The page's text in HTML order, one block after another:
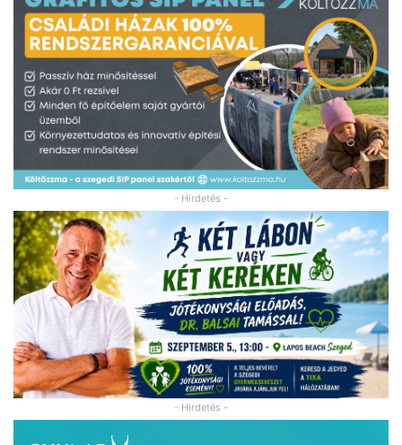
- Hirdetés -
- Hirdetés -